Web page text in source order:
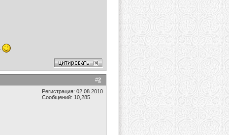
#2
Регистрация: 02.08.2010
Сообщений: 10,285